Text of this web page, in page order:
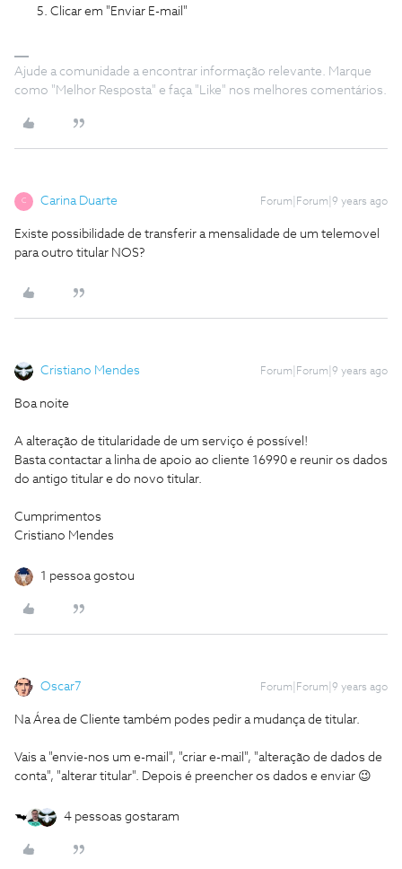
Clicar em "Enviar E-mail"
Ajude a comunidade a encontrar informação relevante. Marque
como "Melhor Resposta" e faça "Like" nos melhores comentários.
C Carina Duarte Forum|Forum|9 years ago
Existe possibilidade de transferir a mensalidade de um telemovel
para outro titular NOS?
Cristiano Mendes Forum|Forum|9 years ago
Boa noite
A alteração de titularidade de um serviço é possível!
Basta contactar a linha de apoio ao cliente 16990 e reunir os dados
do antigo titular e do novo titular.
Cumprimentos
Cristiano Mendes
1 pessoa gostou
Oscar7 Forum|Forum|9 years ago
Na Área de Cliente também podes pedir a mudança de titular.
Vais a "envie-nos um e-mail", "criar e-mail", "alteração de dados de
conta", "alterar titular". Depois é preencher os dados e enviar 😉
4 pessoas gostaram